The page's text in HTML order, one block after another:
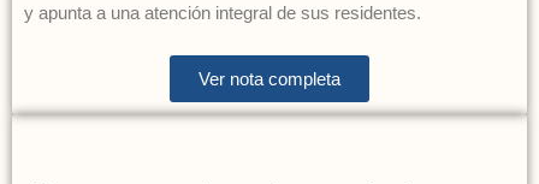
y apunta a una atención integral de sus residentes.
Ver nota completa